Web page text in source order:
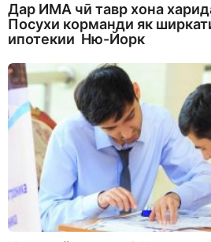
Дар ИМА чӣ тавр хона
Посухи корманди як
ипотекии Ню-Йорк